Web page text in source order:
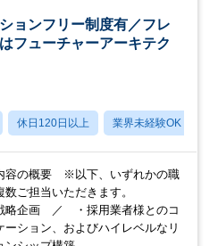
ョンフリー制度有／フレ
フューチャーアーキテク
休日120日以上 業界未経験OK
容の概要 ※以下、いずれかの職
数ご担当いただきます。
略企画 ／ ・採用業者様とのコ
ーション、およびハイレベルなリ